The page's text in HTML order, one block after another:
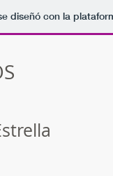
diseñó con la